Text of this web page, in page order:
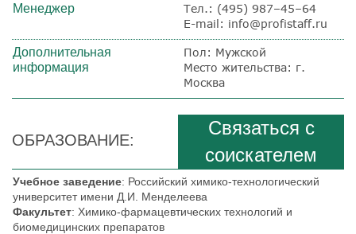
Менеджер Тел.: (495) 987–45–64
E-mail: info@profistaff.ru
Дополнительная
информация
Пол: Мужской
Место жительства: г.
Москва
Связаться с
соискателем
ОБРАЗОВАНИЕ:
Учебное заведение: Российский химико-технологический
университет имени Д.И. Менделеева
Факультет: Химико-фармацевтических технологий и
биомедицинских препаратов